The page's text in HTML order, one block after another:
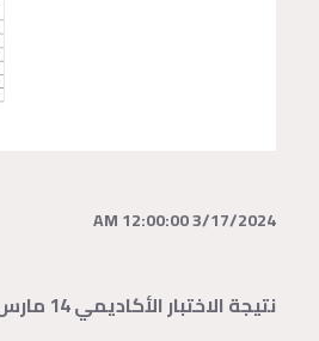
3/17/2024 12:00:00 AM
نتيجة الاختبار الأكاديمي 14 مارس